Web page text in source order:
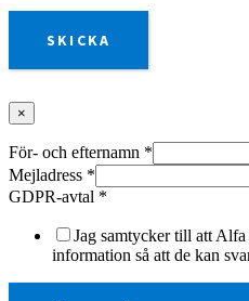
SKICKA
×
För- och efternamn *
Mejladress *
GDPR-avtal *
Jag samtycker till att
information så att de kan